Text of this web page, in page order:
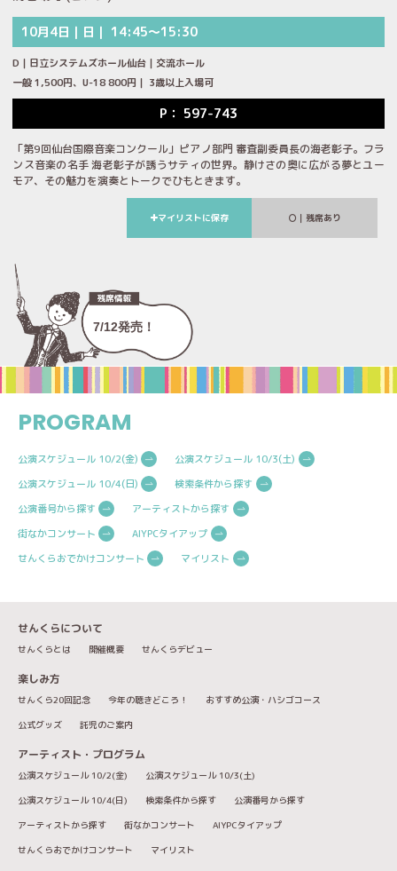
10月4日｜日｜ 14:45～15:30
D｜日立システムズホール仙台｜交流ホール
一般 1,500円、U-18 800円｜ 3歳以上入場可
P： 597-743
「第9回仙台国際音楽コンクール」ピアノ部門 審査副委員長の海老彰子。フラ
ンス音楽の名手 海老彰子が誘うサティの世界。静けさの奥に広がる夢とユー
モア、その魅力を演奏とトークでひもときます。
マイリストに保存 ｜残席あり
7/12発売！
PROGRAM
公演スケジュール 10/2(金)
公演スケジュール 10/3(土)
公演スケジュール 10/4(日)
検索条件から探す
公演番号から探す
アーティストから探す
街なかコンサート
AIYPCタイアップ
せんくらおでかけコンサート
マイリスト
せんくらについて
せんくらとは 開催概要 せんくらデビュー
楽しみ方
せんくら20回記念 今年の聴きどころ！
おすすめ公演・ハシゴコース
公式グッズ
託児のご案内
アーティスト・プログラム
公演スケジュール 10/2(金)
公演スケジュール 10/3(土)
公演スケジュール 10/4(日)
検索条件から探す
公演番号から探す
アーティストから探す
街なかコンサート
AIYPCタイアップ
せんくらおでかけコンサート
マイリスト